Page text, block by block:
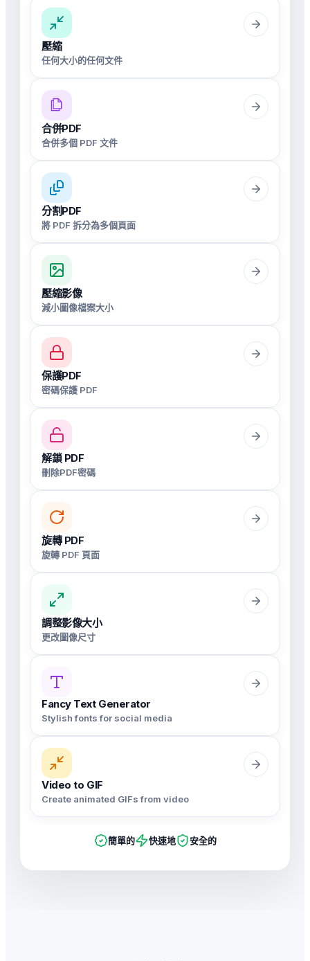
壓縮
任何大小的任何文件
合併PDF
合併多個 PDF 文件
分割PDF
將 PDF 拆分為多個頁面
壓縮影像
減小圖像檔案大小
保護PDF
密碼保護 PDF
解鎖 PDF
刪除PDF密碼
旋轉 PDF
旋轉 PDF 頁面
調整影像大小
更改圖像尺寸
Fancy Text Generator
Stylish fonts for social media
Video to GIF
Create animated GIFs from video
簡單的 快速地 安全的